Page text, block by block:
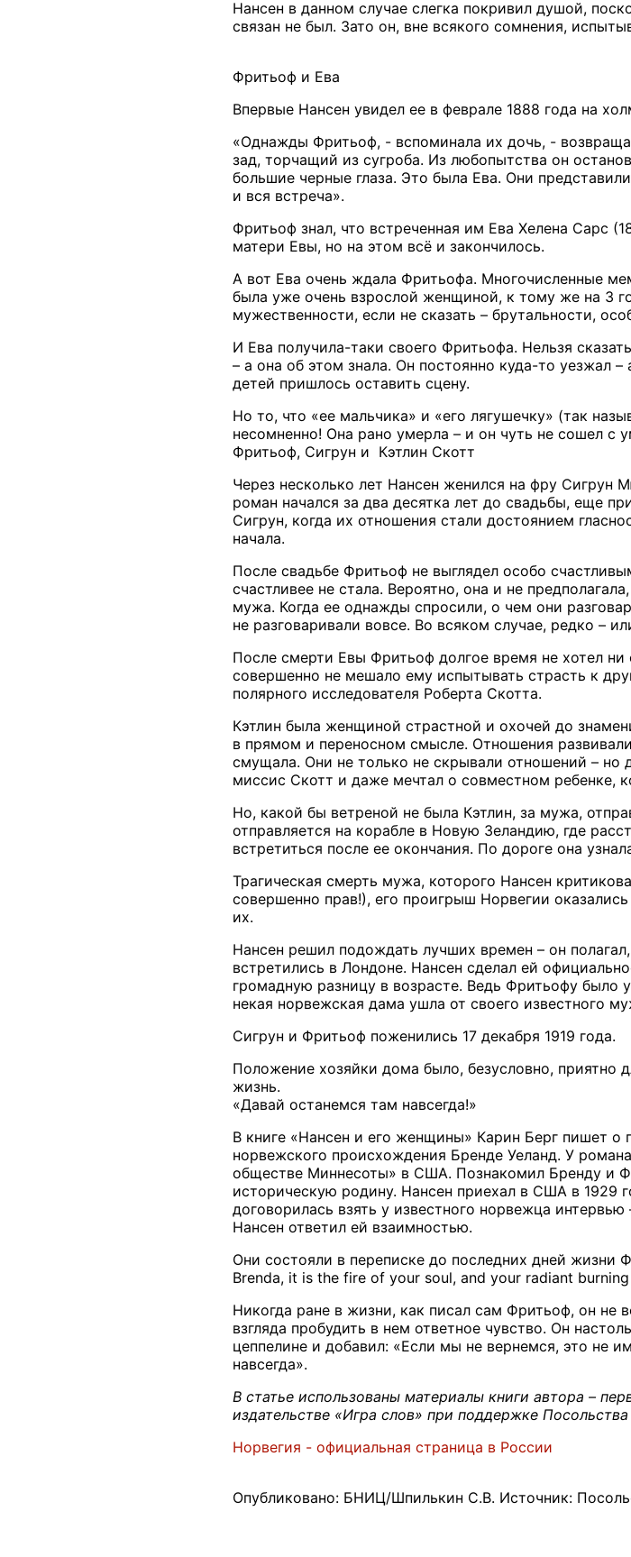
Нансен в данном случае слегка покривил душой,
связан не был. Зато он, вне всякого сомнения,
Фритьоф и Ева
Впервые Нансен увидел ее в феврале 1888 года на
«Однажды Фритьоф, - вспоминала их дочь, -
зад, торчащий из сугроба. Из любопытства он
большие черные глаза. Это была Ева. Они
и вся встреча».
Фритьоф знал, что встреченная им Ева Хелена Сарс
матери Евы, но на этом всё и закончилось.
А вот Ева очень ждала Фритьофа. Многочисленные
была уже очень взрослой женщиной, к тому же на 3
мужественности, если не сказать – брутальности,
И Ева получила-таки своего Фритьофа. Нельзя
– а она об этом знала. Он постоянно куда-то уезжал
детей пришлось оставить сцену.
Но то, что «ее мальчика» и «его лягушечку» (так
несомненно! Она рано умерла – и он чуть не сошел с
Фритьоф, Сигрун и Кэтлин Скотт
Через несколько лет Нансен женился на фру Сигрун
роман начался за два десятка лет до свадьбы, еще
Сигрун, когда их отношения стали достоянием
начала.
После свадьбе Фритьоф не выглядел особо
счастливее не стала. Вероятно, она и не
мужа. Когда ее однажды спросили, о чем они
не разговаривали вовсе. Во всяком случае, редко –
После смерти Евы Фритьоф долгое время не хотел
совершенно не мешало ему испытывать страсть к
полярного исследователя Роберта Скотта.
Кэтлин была женщиной страстной и охочей до
в прямом и переносном смысле. Отношения
смущала. Они не только не скрывали отношений – но
миссис Скотт и даже мечтал о совместном ребенке,
Но, какой бы ветреной не была Кэтлин, за мужа,
отправляется на корабле в Новую Зеландию, где
встретиться после ее окончания. По дороге она
Трагическая смерть мужа, которого Нансен
совершенно прав!), его проигрыш Норвегии
их.
Нансен решил подождать лучших времен – он
встретились в Лондоне. Нансен сделал ей
громадную разницу в возрасте. Ведь Фритьофу было
некая норвежская дама ушла от своего известного
Сигрун и Фритьоф поженились 17 декабря 1919 года.
Положение хозяйки дома было, безусловно, приятно
жизнь.
«Давай останемся там навсегда!»
В книге «Нансен и его женщины» Карин Берг пишет о
норвежского происхождения Бренде Уеланд. У
обществе Миннесоты» в США. Познакомил Бренду и
историческую родину. Нансен приехал в США в 1929
договорилась взять у известного норвежца
Нансен ответил ей взаимностью.
Они состояли в переписке до последних дней жизни
Brenda, it is the fire of your soul, and your radiant burning
Никогда ране в жизни, как писал сам Фритьоф, он не
взгляда пробудить в нем ответное чувство. Он
цеппелине и добавил: «Если мы не вернемся, это не
навсегда».
В статье использованы материалы книги автора –
издательстве «Игра слов» при поддержке
Норвегия - официальная страница в России
Опубликовано: БНИЦ/Шпилькин С.В. Источник: